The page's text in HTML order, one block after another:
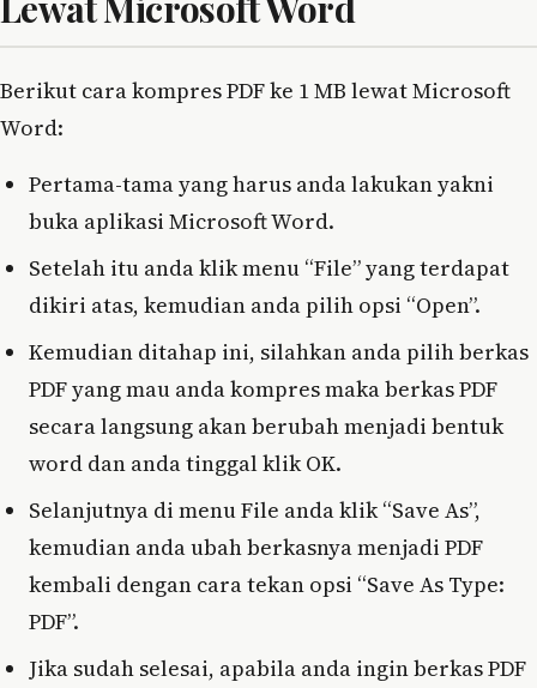
Berikut cara kompres PDF ke 1 MB lewat Microsoft
Word:
Pertama-tama yang harus anda lakukan yakni
buka aplikasi Microsoft Word.
Setelah itu anda klik menu “File” yang terdapat
dikiri atas, kemudian anda pilih opsi “Open”.
Kemudian ditahap ini, silahkan anda pilih berkas
PDF yang mau anda kompres maka berkas PDF
secara langsung akan berubah menjadi bentuk
word dan anda tinggal klik OK.
Selanjutnya di menu File anda klik “Save As”,
kemudian anda ubah berkasnya menjadi PDF
kembali dengan cara tekan opsi “Save As Type:
PDF”.
Jika sudah selesai, apabila anda ingin berkas PDF